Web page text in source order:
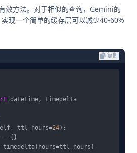
效方法。对于相似的查询，Gemini的
现一个简单的缓存层可以减少40-60%
复制
datetime, timedelta
ttl_hours=24):
= {}